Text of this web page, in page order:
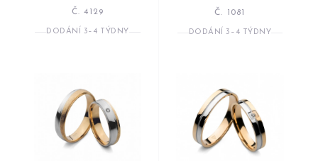
Č. 4129
DODÁNÍ 3–4 TÝDNY
Č. 1081
DODÁNÍ 3–4 TÝDNY